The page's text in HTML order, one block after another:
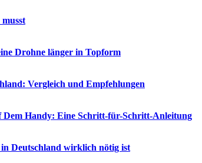
Drohne länger in Topform
Vergleich und Empfehlungen
Dem Handy: Eine Schritt-für-Schritt-Anleitung
Deutschland wirklich nötig ist